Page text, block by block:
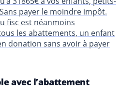
payer le moindre impôt.
fisc est néanmoins
les abattements, un enfant
donation sans avoir à payer
avec l’abattement